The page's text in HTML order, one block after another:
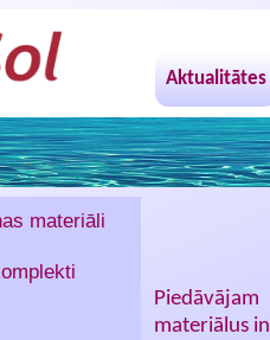
Aktualitātes
materiāli
Piedāvājam
materiālus